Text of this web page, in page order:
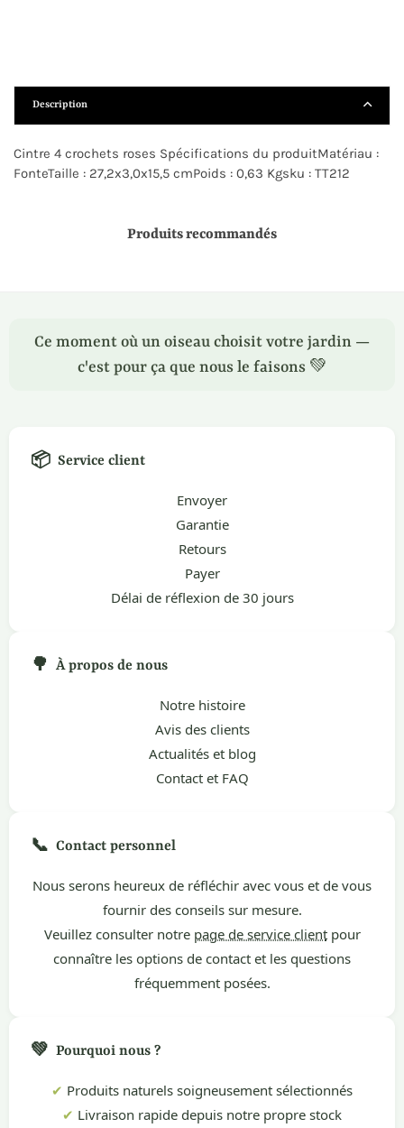
Description
Cintre 4 crochets roses Spécifications du produitMatériau :
FonteTaille : 27,2x3,0x15,5 cmPoids : 0,63 Kgsku : TT212
Produits recommandés
Ce moment où un oiseau choisit votre jardin —
c'est pour ça que nous le faisons 💚
📦 Service client
Envoyer
Garantie
Retours
Payer
Délai de réflexion de 30 jours
🌳 À propos de nous
Notre histoire
Avis des clients
Actualités et blog
Contact et FAQ
📞 Contact personnel
Nous serons heureux de réfléchir avec vous et de vous
fournir des conseils sur mesure.
Veuillez consulter notre page de service clientpour
connaître les options de contact et les questions
fréquemment posées.
💚 Pourquoi nous ?
✔ Produits naturels soigneusement sélectionnés
✔ Livraison rapide depuis notre propre stock